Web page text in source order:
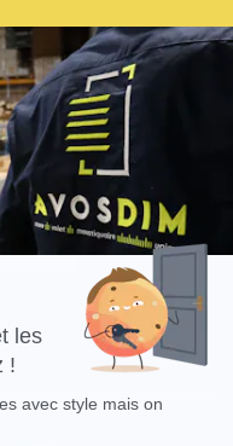
les
!
avec style mais on